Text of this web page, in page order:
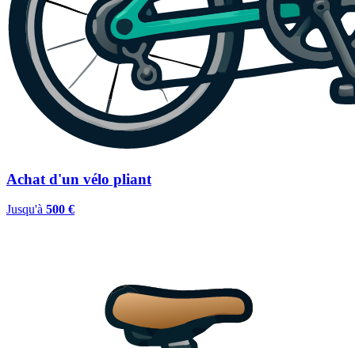
Achat d'un vélo pliant
Jusqu'à 500 €